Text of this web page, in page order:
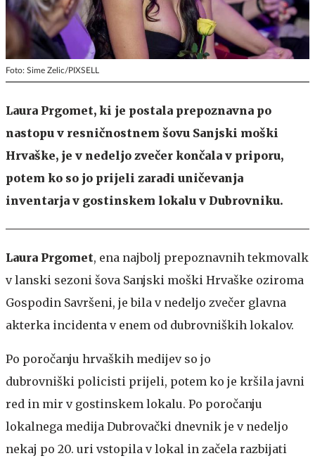
Foto: Sime Zelic/PIXSELL
Laura Prgomet, ki je postala prepoznavna po
nastopu v resničnostnem šovu Sanjski moški
Hrvaške, je v nedeljo zvečer končala v priporu,
potem ko so jo prijeli zaradi uničevanja
inventarja v gostinskem lokalu v Dubrovniku.
Laura Prgomet, ena najbolj prepoznavnih tekmovalk
v lanski sezoni šova Sanjski moški Hrvaške oziroma
Gospodin Savršeni, je bila v nedeljo zvečer glavna
akterka incidenta v enem od dubrovniških lokalov.
Po poročanju hrvaških medijev so jo
dubrovniški policisti prijeli, potem ko je kršila javni
red in mir v gostinskem lokalu. Po poročanju
lokalnega medija Dubrovački dnevnik je v nedeljo
nekaj po 20. uri vstopila v lokal in začela razbijati